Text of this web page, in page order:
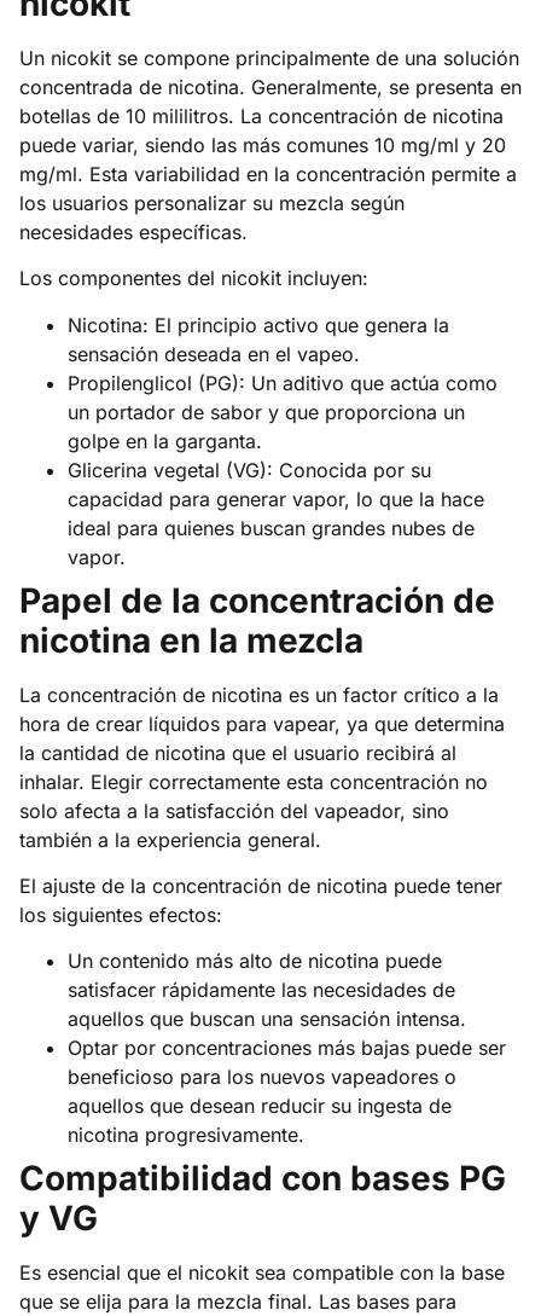
Un nicokit se compone principalmente de una solución
concentrada de nicotina. Generalmente, se presenta en
botellas de 10 mililitros. La concentración de nicotina
puede variar, siendo las más comunes 10 mg/ml y 20
mg/ml. Esta variabilidad en la concentración permite a
los usuarios personalizar su mezcla según
necesidades específicas.
Los componentes del nicokit incluyen:
Nicotina: El principio activo que genera la
sensación deseada en el vapeo.
Propilenglicol (PG): Un aditivo que actúa como
un portador de sabor y que proporciona un
golpe en la garganta.
Glicerina vegetal (VG): Conocida por su
capacidad para generar vapor, lo que la hace
ideal para quienes buscan grandes nubes de
vapor.
Papel de la concentración de
nicotina en la mezcla
La concentración de nicotina es un factor crítico a la
hora de crear líquidos para vapear, ya que determina
la cantidad de nicotina que el usuario recibirá al
inhalar. Elegir correctamente esta concentración no
solo afecta a la satisfacción del vapeador, sino
también a la experiencia general.
El ajuste de la concentración de nicotina puede tener
los siguientes efectos:
Un contenido más alto de nicotina puede
satisfacer rápidamente las necesidades de
aquellos que buscan una sensación intensa.
Optar por concentraciones más bajas puede ser
beneficioso para los nuevos vapeadores o
aquellos que desean reducir su ingesta de
nicotina progresivamente.
Compatibilidad con bases PG
y VG
Es esencial que el nicokit sea compatible con la base
que se elija para la mezcla final. Las bases para